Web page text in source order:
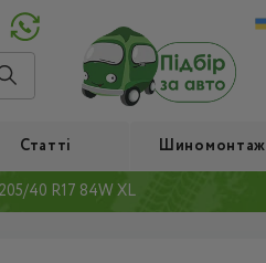
Статті Шиномонтаж
40 R17 84W XL